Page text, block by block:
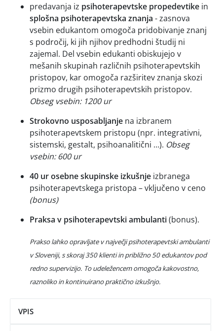
predavanja iz psihoterapevtske propedevtike in
splošna psihoterapevtska znanja - zasnova
vsebin edukantom omogoča pridobivanje znanj
s področij, ki jih njihov predhodni študij ni
zajemal. Del vsebin edukanti obiskujejo v
mešanih skupinah različnih psihoterapevtskih
pristopov, kar omogoča razširitev znanja skozi
prizmo drugih psihoterapevtskih pristopov.
Obseg vsebin: 1200 ur
Strokovno usposabljanje na izbranem
psihoterapevtskem pristopu (npr. integrativni,
sistemski, gestalt, psihoanalitični …). Obseg
vsebin: 600 ur
40 ur osebne skupinske izkušnje izbranega
psihoterapevtskega pristopa – vključeno v ceno
(bonus)
Praksa v psihoterapevtski ambulanti(bonus).
Prakso lahko opravljate v največji psihoterapevtski ambulanti
v Sloveniji, s skoraj 350 klienti in približno 50 edukantov pod
redno supervizijo. To udeležencem omogoča kakovostno,
raznoliko in kontinuirano praktično izkušnjo.
VPIS